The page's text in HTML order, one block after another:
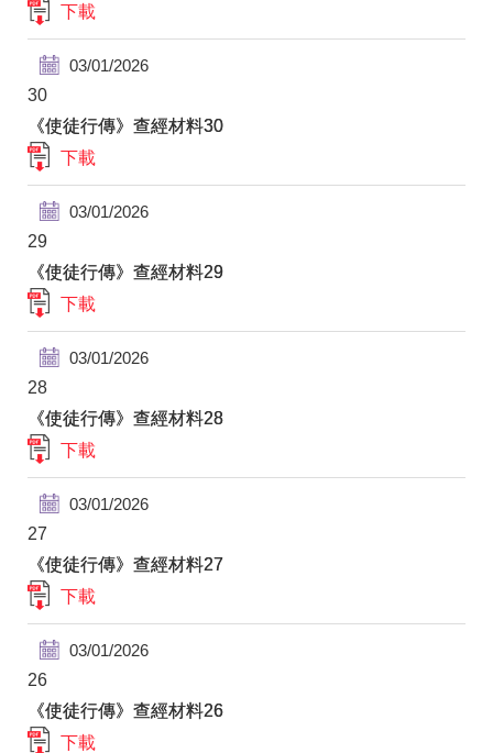
下載
03/01/2026
30
《使徒行傳》查經材料30
下載
03/01/2026
29
《使徒行傳》查經材料29
下載
03/01/2026
28
《使徒行傳》查經材料28
下載
03/01/2026
27
《使徒行傳》查經材料27
下載
03/01/2026
26
《使徒行傳》查經材料26
下載